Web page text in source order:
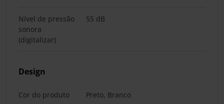
Nível de pressão
sonora
(digitalizar)
55 dB
Design
Cor do produto Preto, Branco